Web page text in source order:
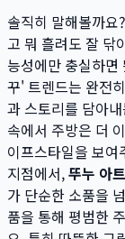
솔직히 말해볼까
고 뭐 흘려도 잘 닦
능성에만 충실하
꾸' 트렌드는 완전
과 스토리를 담아
속에서 주방은 더
이프스타일을 보여
지점에서,뚜누 아
가 단순한 소품을
품을 통해 평범한